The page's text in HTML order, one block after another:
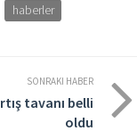
haberler
SONRAKI HABER
tavanı belli
oldu